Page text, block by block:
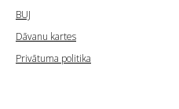
BUJ
Dāvanu kartes
Privātuma politika